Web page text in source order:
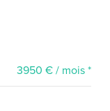
3950 € / mois *